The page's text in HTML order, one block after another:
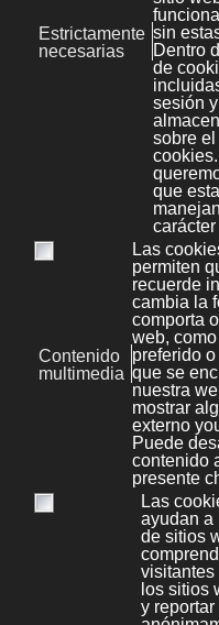
Seo 4
Sistemas
Bases de datos 0
Debian
Servidor web 5
Sistemas Operativos
Linux